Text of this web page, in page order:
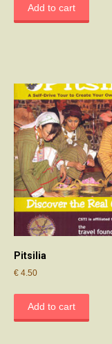
Add to cart
Pitsilia
€ 4.50
Add to cart